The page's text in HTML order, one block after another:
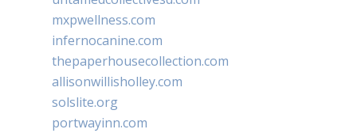
mxpwellness.com
infernocanine.com
thepaperhousecollection.com
allisonwillisholley.com
solslite.org
portwayinn.com